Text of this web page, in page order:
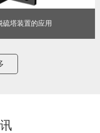
硫塔装置的应用
级社注册的船舶积极履行该
化物排放须小于0.5%